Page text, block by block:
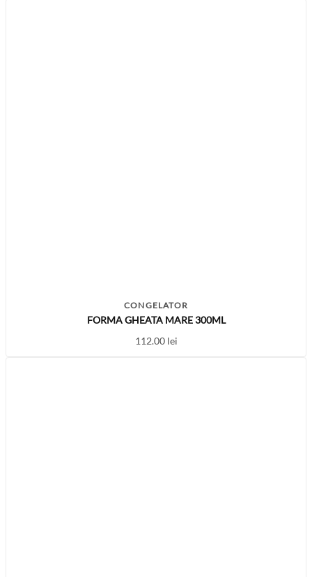
CONGELATOR
FORMA GHEATA MARE 300ML
112.00 lei